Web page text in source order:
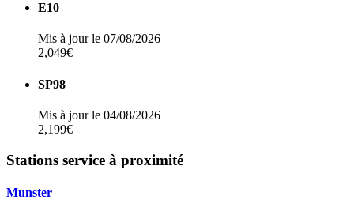
E10
Mis à jour le 07/08/2026
2,049€
SP98
Mis à jour le 04/08/2026
2,199€
Stations service à proximité
Munster